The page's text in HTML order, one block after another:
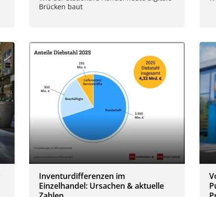
Brücken baut
Inventurdifferenzen im
Einzelhandel: Ursachen & aktuelle